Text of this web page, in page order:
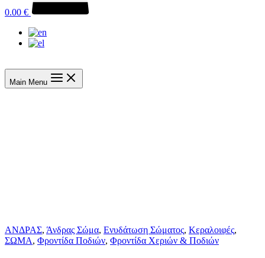
0.00 €
Main Menu
ΑΝΔΡΑΣ, Άνδρας Σώμα, Ενυδάτωση Σώματος, Κεραλοιφές,
ΣΩΜΑ, Φροντίδα Ποδιών, Φροντίδα Χεριών & Ποδιών